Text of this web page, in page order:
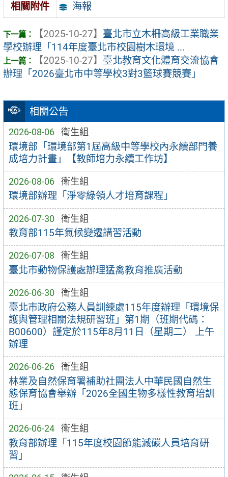
相關公告
2026-08-06 衛生組
環境部「環境部第1屆高級中等學校內永續部門養
成培力計畫」【教師培力永續工作坊】
2026-08-06 衛生組
環境部辦理「淨零綠領人才培育課程」
2026-07-30 衛生組
教育部115年氣候變遷講習活動
2026-07-08 衛生組
臺北市動物保護處辦理猛禽教育推廣活動
2026-06-30 衛生組
臺北市政府公務人員訓練處115年度辦理「環境保
護與管理相關法規研習班」第1期（班期代碼：
B00600）謹定於115年8月11日（星期二） 上午
辦理
2026-06-26 衛生組
林業及自然保育署補助社團法人中華民國自然生
態保育協會舉辦「2026全國生物多樣性教育培訓
班」
2026-06-24 衛生組
教育部辦理「115年度校園節能減碳人員培育研
習」
相關附件
海報
【2025-10-27】 臺北市立木柵高級工業職業
學校辦理「114年度臺北市校園樹木環境 ...
【2025-10-27】 臺北教育文化體育交流協會
辦理「2026臺北市中等學校3對3籃球賽競賽」